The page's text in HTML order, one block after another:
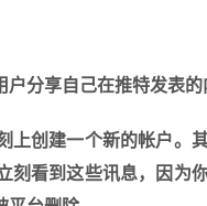
分享自己在推特发表的
创建一个新的帐户。
刻看到这些讯息，因为